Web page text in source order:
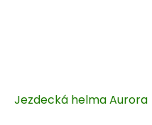
Jezdecká helma Aurora